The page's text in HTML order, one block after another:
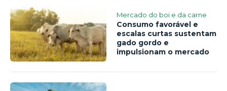
Mercado do boi e da carne
Consumo favorável e
escalas curtas sustentam
gado gordo e
impulsionam o mercado